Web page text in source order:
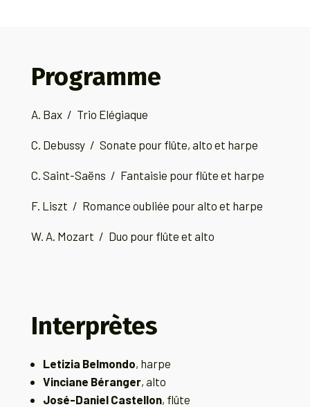
Programme
A. Bax / Trio Elégiaque
C. Debussy / Sonate pour flûte, alto et harpe
C. Saint-Saëns / Fantaisie pour flûte et harpe
F. Liszt / Romance oubliée pour alto et harpe
W. A. Mozart / Duo pour flûte et alto
Interprètes
Letizia Belmondo, harpe
Vinciane Béranger, alto
José-Daniel Castellon, flûte